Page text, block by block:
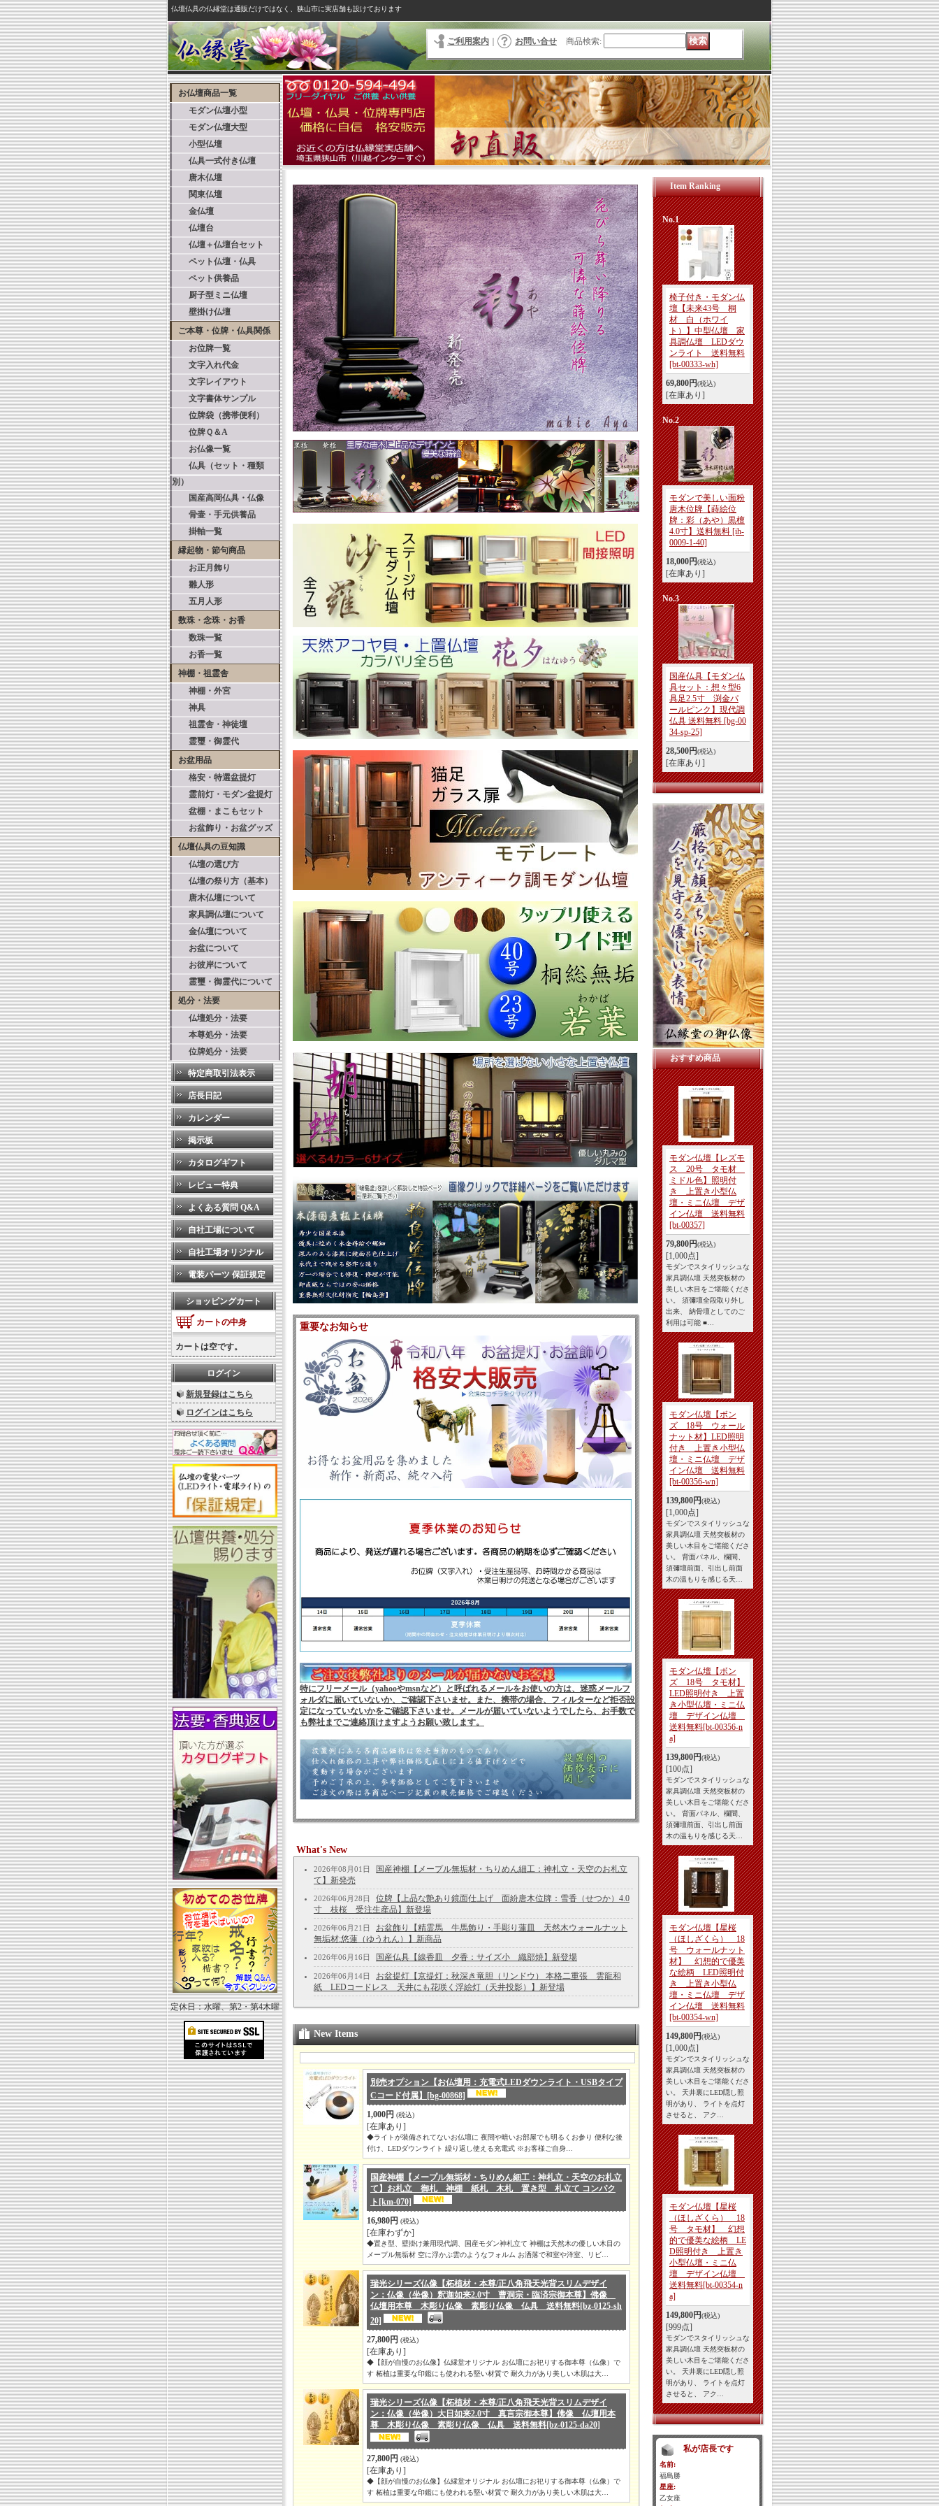
仏壇仏具の仏縁堂は通販だけではなく、狭山市に実店舗も設けております
ご利用案内 お問い合せ 商品検索:
お仏壇商品一覧
モダン仏壇小型
モダン仏壇大型
小型仏壇
仏具一式付き仏壇
唐木仏壇
関東仏壇
金仏壇
仏壇台
仏壇＋仏壇台セット
ペット仏壇・仏具
ペット供養品
厨子型ミニ仏壇
壁掛け仏壇
ご本尊・位牌・仏具関係
お位牌一覧
文字入れ代金
文字レイアウト
文字書体サンプル
位牌袋（携帯便利）
位牌Ｑ＆A
お仏像一覧
仏具（セット・種類
別）
国産高岡仏具・仏像
骨壷・手元供養品
掛軸一覧
縁起物・節句商品
お正月飾り
雛人形
五月人形
数珠・念珠・お香
数珠一覧
お香一覧
神棚・祖霊舎
神棚・外宮
神具
祖霊舎・神徒壇
霊璽・御霊代
お盆用品
格安・特選盆提灯
霊前灯・モダン盆提灯
盆棚・まこもセット
お盆飾り・お盆グッズ
仏壇仏具の豆知識
仏壇の選び方
仏壇の祭り方（基本）
唐木仏壇について
家具調仏壇について
金仏壇について
お盆について
お彼岸について
霊璽・御霊代について
処分・法要
仏壇処分・法要
本尊処分・法要
位牌処分・法要
特定商取引法表示
店長日記
カレンダー
掲示板
カタログギフト
レビュー特典
よくある質問 Q&A
自社工場について
自社工場オリジナル
電装パーツ 保証規定
ショッピングカート
カートの中身
カートは空です。
ログイン
新規登録はこちら
ログインはこちら
定休日：水曜、第2・第4木曜
重要なお知らせ
特にフリーメール（yahooやmsnなど）と呼ばれるメールをお使いの方は、迷惑メールフ
ォルダに届いていないか、ご確認下さいませ。また、携帯の場合、フィルターなど拒否設
定になっていないかをご確認下さいませ。メールが届いていないようでしたら、お手数で
も弊社までご連絡頂けますようお願い致します。
What's New
2026年08月01日 国産神棚【メープル無垢材・ちりめん細工：神札立・天空のお札立
て】新発売
2026年06月28日 位牌【上品な艶あり鏡面仕上げ 面紛唐木位牌：雪香（せつか）4.0
寸 枝桜 受注生産品】新登場
2026年06月21日 お盆飾り【精霊馬 牛馬飾り・手彫り蓮皿 天然木ウォールナット
無垢材:悠蓮（ゆうれん）】新商品
2026年06月16日 国産仏具【線香皿 夕香：サイズ小 織部焼】新登場
2026年06月14日 お盆提灯【京提灯：秋深き竜胆（リンドウ） 本格二重張 雲龍和
紙 LEDコードレス 天井にも花咲く浮絵灯（天井投影）】新登場
New Items
別売オプション【お仏壇用：充電式LEDダウンライト・USBタイプ
Cコード付属】
[bg-00868]
1,000円 (税込)
[在庫あり]
◆ライトが装備されてないお仏壇に 夜間や暗いお部屋でも明るくお参り 便利な後
付け、LEDダウンライト 繰り返し使える充電式 ※お客様ご自身…
国産神棚【メープル無垢材・ちりめん細工：神札立・天空のお札立
て】お札立 御札 神棚 紙札 木札 置き型 札立て コンパク
ト [km-070]
16,980円 (税込)
[在庫わずか]
◆置き型、壁掛け兼用現代調、国産モダン神札立て 神棚は天然木の優しい木目の
メープル無垢材 空に浮かぶ雲のようなフォルム お洒落で和室や洋室、リビ…
瑞光シリーズ仏像【柘植材・本尊/正八角飛天光背スリムデザイ
ン：仏像（坐像）釈迦如来2.0寸 曹洞宗・臨済宗御本尊】佛像
仏壇用本尊 木彫り仏像 素彫り仏像 仏具 送料無料[bz-0125-sh
20]
27,800円 (税込)
[在庫あり]
◆【顔が自慢のお仏像】仏縁堂オリジナル お仏壇にお祀りする御本尊（仏像）で
す 柘植は重要な印鑑にも使われる堅い材質で 耐久力があり美しい木肌は大…
瑞光シリーズ仏像【柘植材・本尊/正八角飛天光背スリムデザイ
ン：仏像（坐像）大日如来2.0寸 真言宗御本尊】佛像 仏壇用本
尊 木彫り仏像 素彫り仏像 仏具 送料無料[bz-0125-da20]
27,800円 (税込)
[在庫あり]
◆【顔が自慢のお仏像】仏縁堂オリジナル お仏壇にお祀りする御本尊（仏像）で
す 柘植は重要な印鑑にも使われる堅い材質で 耐久力があり美しい木肌は大…
Item Ranking
No.1
椅子付き・モダン仏
壇【未来43号 桐
材 白（ホワイ
ト）】中型仏壇 家
具調仏壇 LEDダウ
ンライト 送料無料
[bt-00333-wh]
69,800円(税込)
[在庫あり]
No.2
モダンで美しい面粉
唐木位牌【蒔絵位
牌：彩（あや）黒檀
4.0寸】送料無料 [ih-
0009-1-40]
18,000円(税込)
[在庫あり]
No.3
国産仏具【モダン仏
具セット：想々型6
具足2.5寸 渕金パ
ールピンク】現代調
仏具 送料無料 [bg-00
34-sp-25]
28,500円(税込)
[在庫あり]
おすすめ商品
モダン仏壇【レズモ
ス 20号 タモ材
ミドル色】照明付
き 上置き小型仏
壇・ミニ仏壇 デザ
イン仏壇 送料無料
[bt-00357]
79,800円(税込)
[1,000点]
モダンでスタイリッシュな
家具調仏壇 天然突板材の
美しい木目をご堪能くださ
い。 須彌壇全段取り外し
出来、 納骨壇としてのご
利用は可能 ■…
モダン仏壇【ボン
ズ 18号 ウォール
ナット材】LED照明
付き 上置き小型仏
壇・ミニ仏壇 デザ
イン仏壇 送料無料
[bt-00356-wn]
139,800円(税込)
[1,000点]
モダンでスタイリッシュな
家具調仏壇 天然突板材の
美しい木目をご堪能くださ
い。 背面パネル、欄間、
須彌壇前面、引出し前面
木の温もりを感じる天…
モダン仏壇【ボン
ズ 18号 タモ材】
LED照明付き 上置
き小型仏壇・ミニ仏
壇 デザイン仏壇
送料無料[bt-00356-n
a]
139,800円(税込)
[100点]
モダンでスタイリッシュな
家具調仏壇 天然突板材の
美しい木目をご堪能くださ
い。 背面パネル、欄間、
須彌壇前面、引出し前面
木の温もりを感じる天…
モダン仏壇【星桜
（ほしざくら） 18
号 ウォールナット
材】 幻想的で優美
な絵柄 LED照明付
き 上置き小型仏
壇・ミニ仏壇 デザ
イン仏壇 送料無料
[bt-00354-wn]
149,800円(税込)
[1,000点]
モダンでスタイリッシュな
家具調仏壇 天然突板材の
美しい木目をご堪能くださ
い。 天井裏にLED隠し照
明があり、 ライトを点灯
させると、 アク…
モダン仏壇【星桜
（ほしざくら） 18
号 タモ材】 幻想
的で優美な絵柄 LE
D照明付き 上置き
小型仏壇・ミニ仏
壇 デザイン仏壇
送料無料[bt-00354-n
a]
149,800円(税込)
[999点]
モダンでスタイリッシュな
家具調仏壇 天然突板材の
美しい木目をご堪能くださ
い。 天井裏にLED隠し照
明があり、 ライトを点灯
させると、 アク…
私が店長です
名前:
福島勝
星座:
乙女座